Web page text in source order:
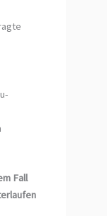
Fall